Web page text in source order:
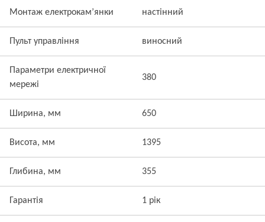
Монтаж електрокам’янки настінний
Пульт управління виносний
Параметри електричної
мережі
380
Ширина, мм 650
Висота, мм 1395
Глибина, мм 355
Гарантія 1 рік